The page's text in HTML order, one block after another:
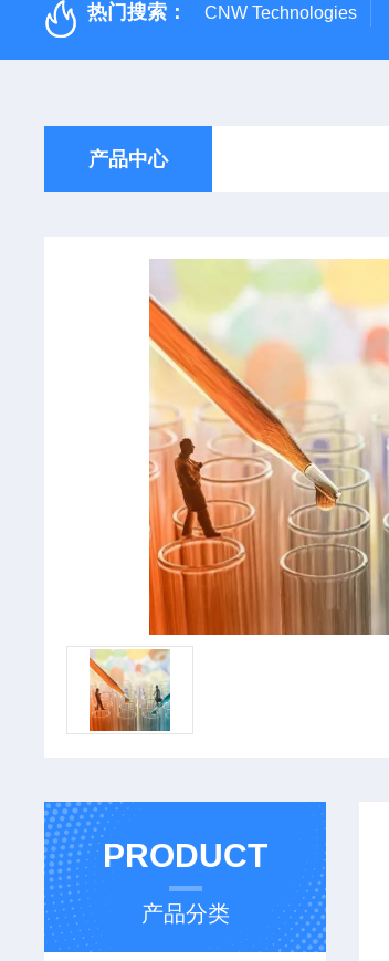
热门搜索： CNW Technologies
产品中心
PRODUCT
产品分类